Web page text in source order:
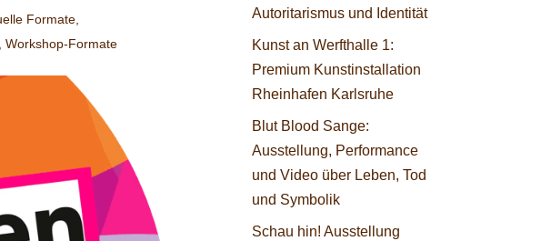
Formate
,Workshop-Formate
Autoritarismus und Identität
Kunst an Werfthalle 1:
Premium Kunstinstallation
Rheinhafen Karlsruhe
Blut Blood Sange:
Ausstellung, Performance
und Video über Leben, Tod
und Symbolik
Schau hin! Ausstellung